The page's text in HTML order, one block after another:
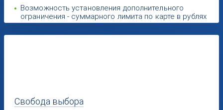
Возможность установления дополнительного
ограничения - суммарного лимита по карте в рублях
Свобода выбора